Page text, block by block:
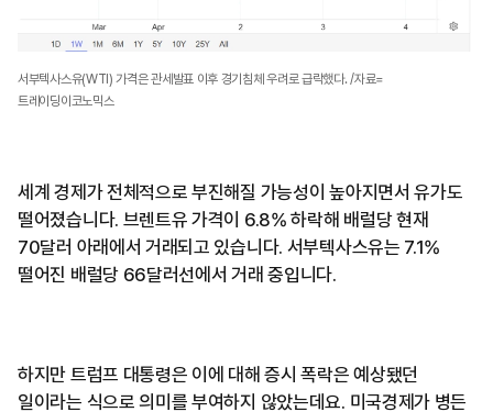
서부텍사스유(WTI) 가격은 관세발표 이후 경기침체 우려로 급락했다. /자료=
트레이딩이코노믹스
세계 경제가 전체적으로 부진해질 가능성이 높아지면서 유가도
떨어졌습니다. 브렌트유 가격이 6.8% 하락해 배럴당 현재
70달러 아래에서 거래되고 있습니다. 서부텍사스유는 7.1%
떨어진 배럴당 66달러선에서 거래 중입니다.
하지만 트럼프 대통령은 이에 대해 증시 폭락은 예상됐던
일이라는 식으로 의미를 부여하지 않았는데요. 미국경제가 병든